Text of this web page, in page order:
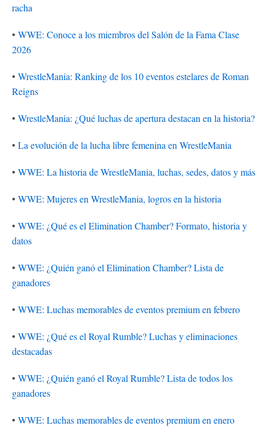
racha
• WWE: Conoce a los miembros del Salón de la Fama Clase
2026
• WrestleMania: Ranking de los 10 eventos estelares de Roman
Reigns
• WrestleMania: ¿Qué luchas de apertura destacan en la historia?
• La evolución de la lucha libre femenina en WrestleMania
• WWE: La historia de WrestleMania, luchas, sedes, datos y más
• WWE: Mujeres en WrestleMania, logros en la historia
• WWE: ¿Qué es el Elimination Chamber? Formato, historia y
datos
• WWE: ¿Quién ganó el Elimination Chamber? Lista de
ganadores
• WWE: Luchas memorables de eventos premium en febrero
• WWE: ¿Qué es el Royal Rumble? Luchas y eliminaciones
destacadas
• WWE: ¿Quién ganó el Royal Rumble? Lista de todos los
ganadores
• WWE: Luchas memorables de eventos premium en enero